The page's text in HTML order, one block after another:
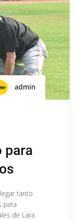
admin
para
tanto
para
de Lara